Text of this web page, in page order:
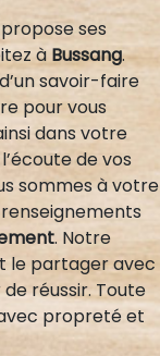
ses
àBussang.
savoir-faire
pour vous
dans votre
de vos
sommes à votre
. Notre
le partager avec
réussir. Toute
propreté et